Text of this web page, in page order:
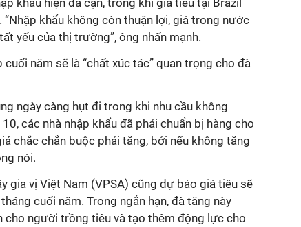
khẩu hiện đã cạn, trong khi giá tiêu tại Brazil
khẩu không còn thuận lợi, giá trong nước
yếu của thị trường”, ông nhấn mạnh.
cuối năm sẽ là “chất xúc tác” quan trọng cho đà
ngày càng hụt đi trong khi nhu cầu không
các nhà nhập khẩu đã phải chuẩn bị hàng cho
chắc chắn buộc phải tăng, bởi nếu không tăng
nói.
gia vị Việt Nam (VPSA) cũng dự báo giá tiêu sẽ
cuối năm. Trong ngắn hạn, đà tăng này
cho người trồng tiêu và tạo thêm động lực cho